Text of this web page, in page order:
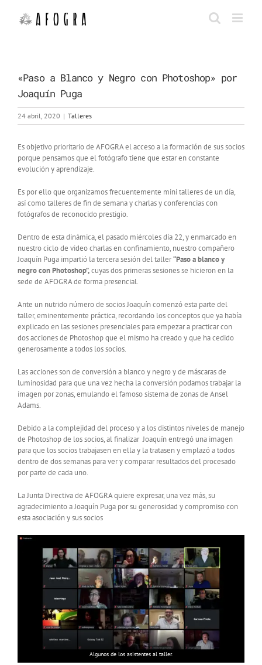
contenido
«Paso a Blanco y Negro con Photoshop» por
Joaquín Puga
24 abril, 2020 | Talleres
Es objetivo prioritario de AFOGRA el acceso a la formación de sus socios
porque pensamos que el fotógrafo tiene que estar en constante
evolución y aprendizaje.
Es por ello que organizamos frecuentemente mini talleres de un día,
así como talleres de fin de semana y charlas y conferencias con
fotógrafos de reconocido prestigio.
Dentro de esta dinámica, el pasado miércoles día 22, y enmarcado en
nuestro ciclo de video charlas en confinamiento, nuestro compañero
Joaquín Puga impartió la tercera sesión del taller“Paso a blanco y
negro con Photoshop”,cuyas dos primeras sesiones se hicieron en la
sede de AFOGRA de forma presencial.
Ante un nutrido número de socios Joaquín comenzó esta parte del
taller, eminentemente práctica, recordando los conceptos que ya había
explicado en las sesiones presenciales para empezar a practicar con
dos acciones de Photoshop que el mismo ha creado y que ha cedido
generosamente a todos los socios.
Las acciones son de conversión a blanco y negro y de máscaras de
luminosidad para que una vez hecha la conversión podamos trabajar la
imagen por zonas, emulando el famoso sistema de zonas de Ansel
Adams.
Debido a la complejidad del proceso y a los distintos niveles de manejo
de Photoshop de los socios, al finalizar Joaquín entregó una imagen
para que los socios trabajasen en ella y la tratasen y emplazó a todos
dentro de dos semanas para ver y comparar resultados del procesado
por parte de cada uno.
La Junta Directiva de AFOGRA quiere expresar, una vez más, su
agradecimiento a Joaquín Puga por su generosidad y compromiso con
esta asociación y sus socios
Algunos de los asistentes al taller.